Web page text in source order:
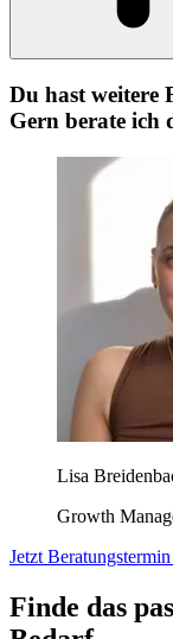
Du hast weitere
Gern berate ich
Lisa
Growth
Jetzt
Finde das